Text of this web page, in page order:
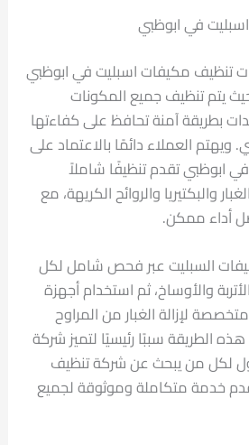
في ابوظبي
تنظيف مكيفات اسبليت في ابوظبي
حيث يتم تنظيف جميع المكونات
بطريقة آمنة تحافظ على كفاءتها
ويهتم العملاء دائمًا بالاعتماد على
ابوظبي تقدم تنظيفًا شاملاً
والبكتيريا والروائح الكريهة، مع
أداء ممكن.
السبليت عبر فحص شامل لكل
والأوساخ، ثم استخدام أجهزة
لإزالة الغبار من المراوح
هذه الطريقة سببًا رئيسيًا لتميز شركة
لكل من يبحث عن شركة تنظيف
خدمة متكاملة وموثوقة لجميع